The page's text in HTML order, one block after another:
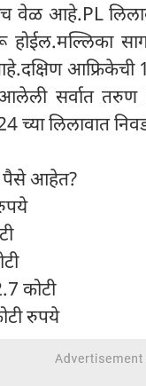
वेळ आहे.PL
आफ्रिकेची
आलेली सर्वात
च्या लिलावात
पैसे आहेत?
कोटी
रुपये